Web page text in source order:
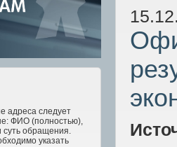
адреса следует
ФИО (полностью),
суть обращения.
указать